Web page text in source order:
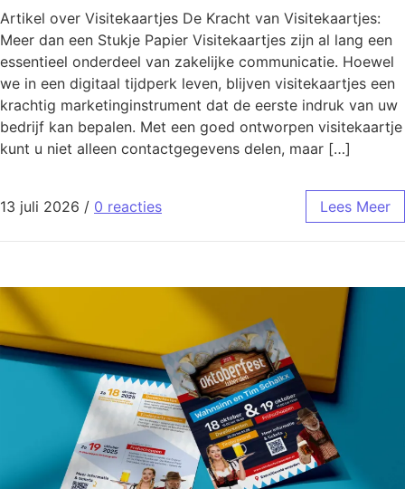
Artikel over Visitekaartjes De Kracht van Visitekaartjes:
Meer dan een Stukje Papier Visitekaartjes zijn al lang een
essentieel onderdeel van zakelijke communicatie. Hoewel
we in een digitaal tijdperk leven, blijven visitekaartjes een
krachtig marketinginstrument dat de eerste indruk van uw
bedrijf kan bepalen. Met een goed ontworpen visitekaartje
kunt u niet alleen contactgegevens delen, maar […]
13 juli 2026 / 0 reacties Lees Meer